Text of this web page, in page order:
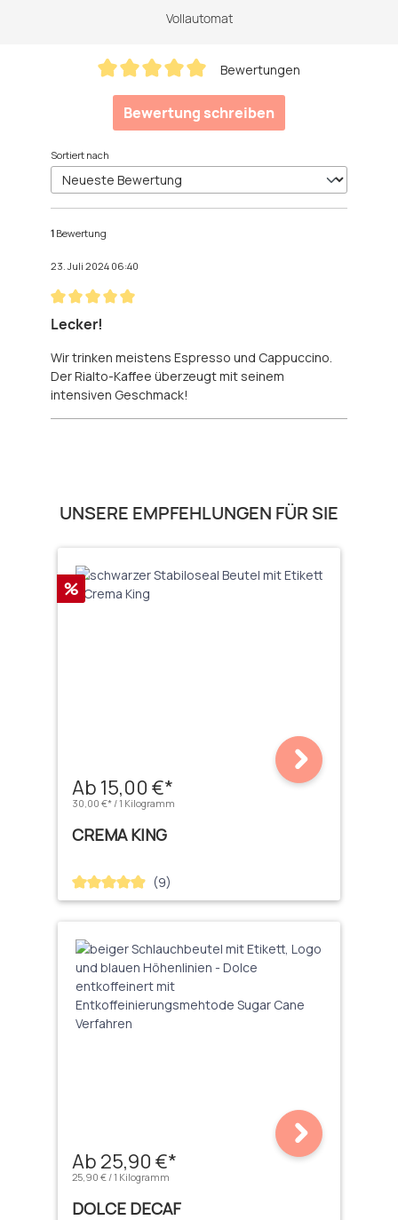
Vollautomat
Bewertungen
Bewertung schreiben
Sortiert nach
1 Bewertung
23. Juli 2024 06:40
Bewertung mit 5 von 5 Sternen
Lecker!
Wir trinken meistens Espresso und Cappuccino.
Der Rialto-Kaffee überzeugt mit seinem
intensiven Geschmack!
Produktgalerie überspringen
UNSERE EMPFEHLUNGEN FÜR SIE
Rabatt
%
Ab 15,00 €*
30,00 €* / 1 Kilogramm
CREMA KING
Durchschnittliche Bewertung von 4.89 von 5 Sternen
(9)
Ab 25,90 €*
25,90 € / 1 Kilogramm
DOLCE DECAF